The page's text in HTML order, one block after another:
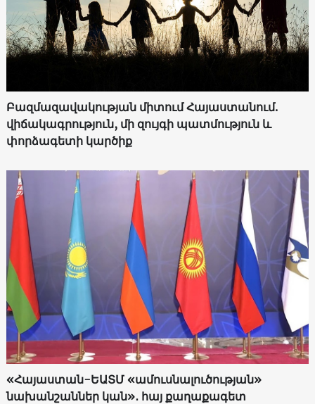
Բազմազավակության միտում Հայաստանում.
վիճակագրություն, մի զույգի պատմություն և
փորձագետի կարծիք
«Հայաստան-ԵԱՏՄ «ամուսնալուծության»
նախանշաններ կան»․ հայ քաղաքագետ